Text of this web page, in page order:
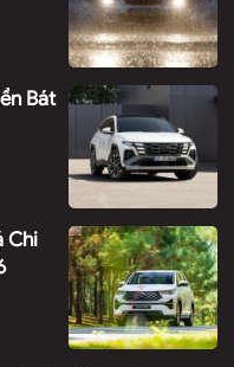
Bát
Chi